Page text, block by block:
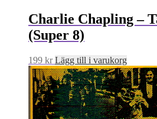
Charlie Chapling –
(Super 8)
199 kr Lägg till i varukorg